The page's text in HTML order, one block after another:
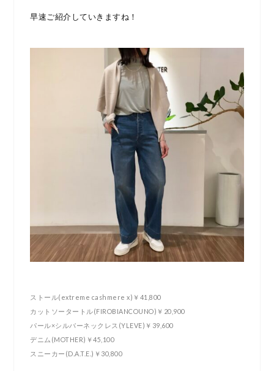
早速ご紹介していきますね！
ストール(extreme cashmere x)￥41,800
カットソータートル(FIROBIANCOUNO)￥20,900
パール×シルバーネックレス(YLEVE)￥39,600
デニム(MOTHER)￥45,100
スニーカー(D.A.T.E.)￥30,800